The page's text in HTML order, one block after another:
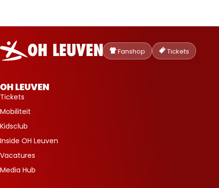
Oud-
Heverlee
Leuven
Fanshop Tickets
OH LEUVEN
Tickets
Mobiliteit
Kidsclub
Inside OH Leuven
Vacatures
Media Hub